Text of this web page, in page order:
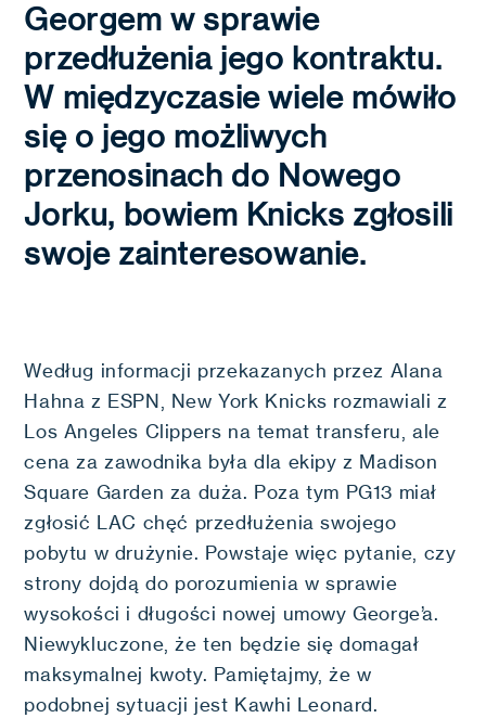
Georgem w sprawie
przedłużenia jego kontraktu.
W międzyczasie wiele mówiło
się o jego możliwych
przenosinach do Nowego
Jorku, bowiem Knicks zgłosili
swoje zainteresowanie.
Według informacji przekazanych przez Alana
Hahna z ESPN, New York Knicks rozmawiali z
Los Angeles Clippers na temat transferu, ale
cena za zawodnika była dla ekipy z Madison
Square Garden za duża. Poza tym PG13 miał
zgłosić LAC chęć przedłużenia swojego
pobytu w drużynie. Powstaje więc pytanie, czy
strony dojdą do porozumienia w sprawie
wysokości i długości nowej umowy George’a.
Niewykluczone, że ten będzie się domagał
maksymalnej kwoty. Pamiętajmy, że w
podobnej sytuacji jest Kawhi Leonard.